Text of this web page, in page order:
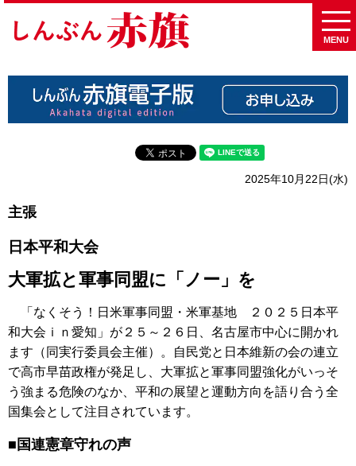
MENU
2025年10月22日(水)
主張
日本平和大会
大軍拡と軍事同盟に「ノー」を
「なくそう！日米軍事同盟・米軍基地 ２０２５日本平
和大会ｉｎ愛知」が２５～２６日、名古屋市中心に開かれ
ます（同実行委員会主催）。自民党と日本維新の会の連立
で高市早苗政権が発足し、大軍拡と軍事同盟強化がいっそ
う強まる危険のなか、平和の展望と運動方向を語り合う全
国集会として注目されています。
■国連憲章守れの声